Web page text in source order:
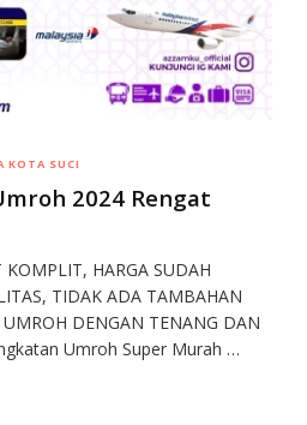
KOTA SUCI
2024 Rengat
HARGA SUDAH
TIDAK ADA TAMBAHAN
DENGAN TENANG DAN
Umroh Super Murah …